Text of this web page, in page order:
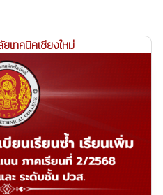
เทคนิคเชียงใหม่